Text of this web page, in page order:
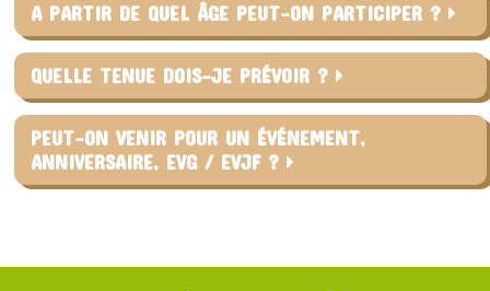
A PARTIR DE QUEL ÂGE PEUT-ON PARTICIPER ?
QUELLE TENUE DOIS-JE PRÉVOIR ?
PEUT-ON VENIR POUR UN ÉVÉNEMENT,
ANNIVERSAIRE, EVG / EVJF ?